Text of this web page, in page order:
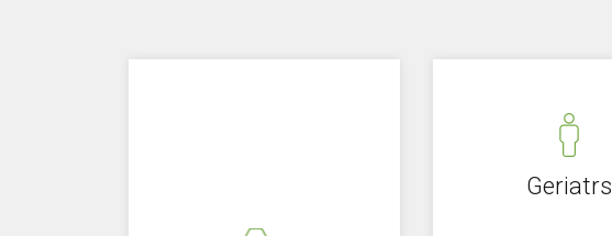
Geriatrs